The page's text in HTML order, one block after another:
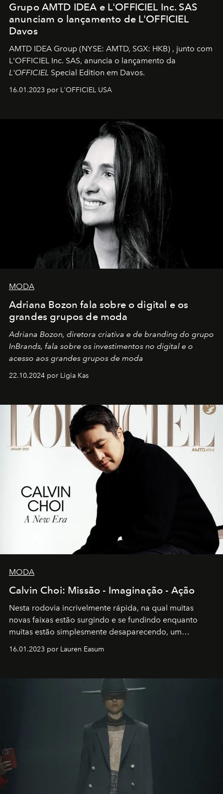
Grupo AMTD IDEA e L'OFFICIEL Inc. SAS
anunciam o lançamento de L'OFFICIEL
Davos
AMTD IDEA Group (NYSE: AMTD, SGX: HKB) , junto com
L'OFFICIEL Inc. SAS, anuncia o lançamento da
L'OFFICIEL Special Edition em Davos.
16.01.2023 por L'OFFICIEL USA
MODA
Adriana Bozon fala sobre o digital e os
grandes grupos de moda
Adriana Bozon, diretora criativa e de branding do grupo
InBrands, fala sobre os investimentos no digital e o
acesso aos grandes grupos de moda
22.10.2024 por Ligia Kas
MODA
Calvin Choi: Missão - Imaginação - Ação
Nesta rodovia incrivelmente rápida, na qual muitas
novas faixas estão surgindo e se fundindo enquanto
muitas estão simplesmente desaparecendo, um
transportador AMTD abrindo caminho para muitos
por propósitos, com um claro senso de missão na vida e
16.01.2023 por Lauren Easum